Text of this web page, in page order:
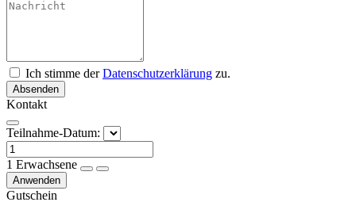
Ich stimme derDatenschutzerklärung zu.
Absenden
Kontakt
Teilnahme-Datum:
1 Erwachsene
Anwenden
Gutschein